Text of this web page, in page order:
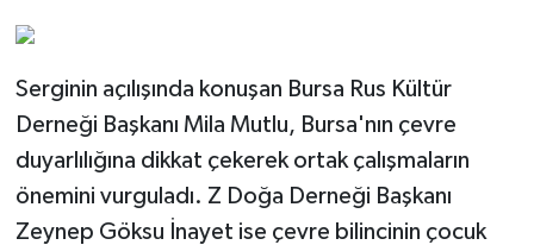
Serginin açılışında konuşan Bursa Rus Kültür
Derneği Başkanı Mila Mutlu, Bursa'nın çevre
duyarlılığına dikkat çekerek ortak çalışmaların
önemini vurguladı. Z Doğa Derneği Başkanı
Zeynep Göksu İnayet ise çevre bilincinin çocuk